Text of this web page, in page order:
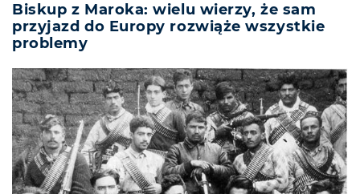
Biskup z Maroka: wielu wierzy, że sam
przyjazd do Europy rozwiąże wszystkie
problemy